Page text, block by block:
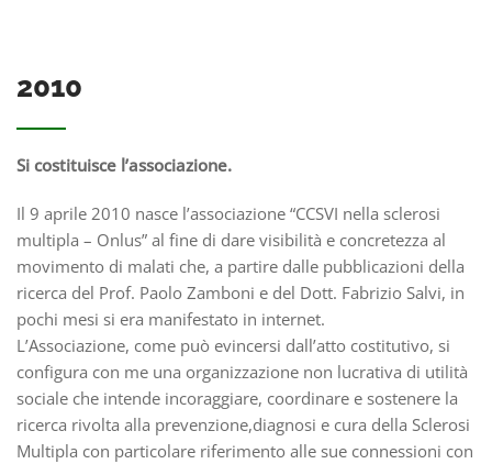
2010
Si costituisce l’associazione.
Il 9 aprile 2010 nasce l’associazione “CCSVI nella sclerosi
multipla – Onlus” al fine di dare visibilità e concretezza al
movimento di malati che, a partire dalle pubblicazioni della
ricerca del Prof. Paolo Zamboni e del Dott. Fabrizio Salvi, in
pochi mesi si era manifestato in internet.
L’Associazione, come può evincersi dall’atto costitutivo, si
configura con me una organizzazione non lucrativa di utilità
sociale che intende incoraggiare, coordinare e sostenere la
ricerca rivolta alla prevenzione,diagnosi e cura della Sclerosi
Multipla con particolare riferimento alle sue connessioni con